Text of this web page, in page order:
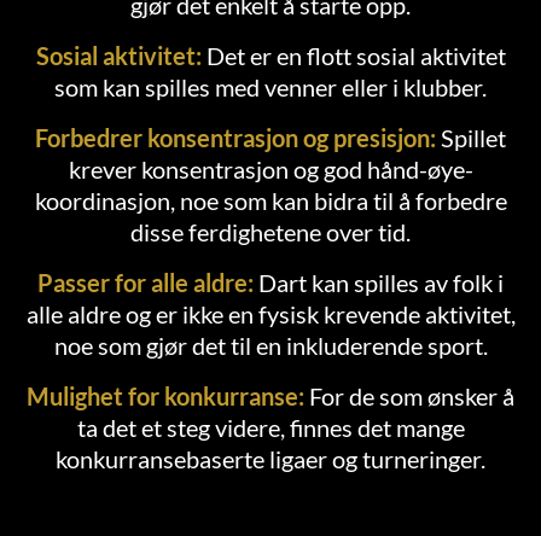
Sosial aktivitet: Det er en flott sosial aktivitet
som kan spilles med venner eller i klubber.
Forbedrer konsentrasjon og presisjon: Spillet
krever konsentrasjon og god hånd-øye-
koordinasjon, noe som kan bidra til å forbedre
disse ferdighetene over tid.
Passer for alle aldre: Dart kan spilles av folk i
alle aldre og er ikke en fysisk krevende aktivitet,
noe som gjør det til en inkluderende sport.
Mulighet for konkurranse: For de som ønsker å
ta det et steg videre, finnes det mange
konkurransebaserte ligaer og turneringer.